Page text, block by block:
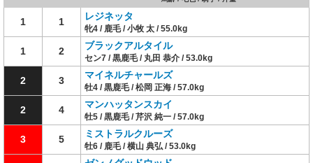
1 1 レジネッタ
牝4 / 鹿毛 / 小牧 太 / 55.0kg
1 2 ブラックアルタイル
セン7 / 黒鹿毛 / 丸田 恭介 / 53.0kg
2 3 マイネルチャールズ
牡4 / 黒鹿毛 / 松岡 正海 / 57.0kg
2 4 マンハッタンスカイ
牡5 / 黒鹿毛 / 芹沢 純一 / 57.0kg
3 5 ミストラルクルーズ
牡6 / 鹿毛 / 横山 典弘 / 53.0kg